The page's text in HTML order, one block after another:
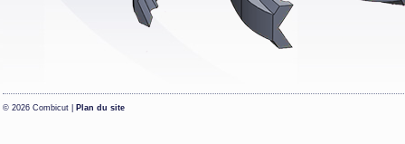
© 2026 Combicut | Plan du site